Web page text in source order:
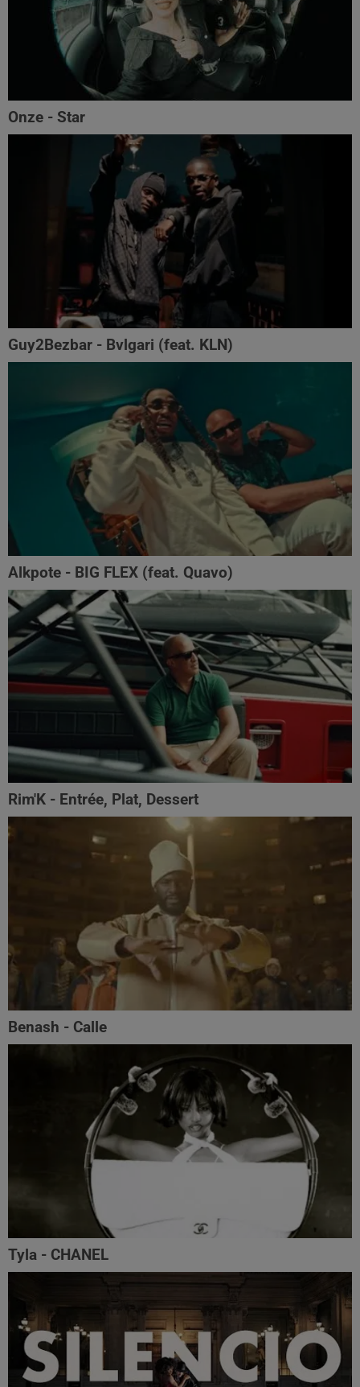
Onze - Star
Guy2Bezbar - Bvlgari (feat. KLN)
Alkpote - BIG FLEX (feat. Quavo)
Rim'K - Entrée, Plat, Dessert
Benash - Calle
Tyla - CHANEL